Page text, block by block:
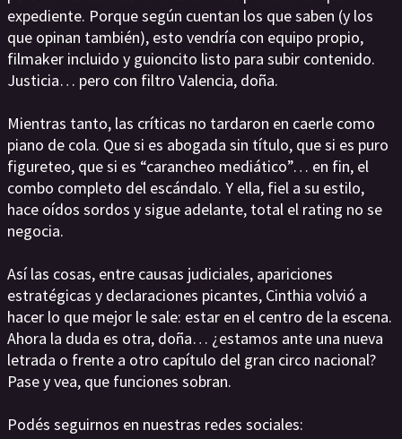
expediente. Porque según cuentan los que saben (y los
que opinan también), esto vendría con equipo propio,
filmaker incluido y guioncito listo para subir contenido.
Justicia… pero con filtro Valencia, doña.
Mientras tanto, las críticas no tardaron en caerle como
piano de cola. Que si es abogada sin título, que si es puro
figureteo, que si es “carancheo mediático”… en fin, el
combo completo del escándalo. Y ella, fiel a su estilo,
hace oídos sordos y sigue adelante, total el rating no se
negocia.
Así las cosas, entre causas judiciales, apariciones
estratégicas y declaraciones picantes, Cinthia volvió a
hacer lo que mejor le sale: estar en el centro de la escena.
Ahora la duda es otra, doña… ¿estamos ante una nueva
letrada o frente a otro capítulo del gran circo nacional?
Pase y vea, que funciones sobran.
Podés seguirnos en nuestras redes sociales: